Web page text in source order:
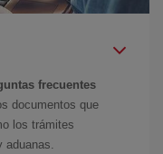
frecuentes
documentos que
los trámites
aduanas.